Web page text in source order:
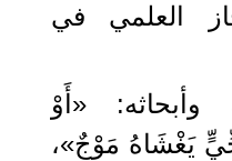
العلمي في
وأبحاثه: «أَوْ
يَغْشَاهُ مَوْجٌ»،